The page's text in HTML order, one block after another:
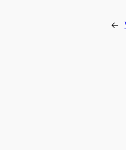
←